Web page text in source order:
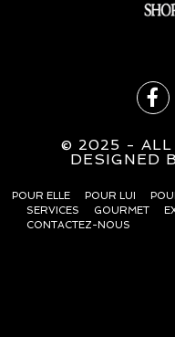
© 2025 - ALL
DESIGNED
POUR ELLE POUR LUI
SERVICES
GOURMET
CONTACTEZ-NOUS